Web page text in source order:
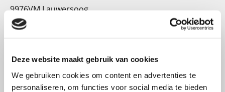
Deze website maakt gebruik van cookies
We gebruiken cookies om content en advertenties te
personaliseren, om functies voor social media te bieden
9976VM Lauwersoog
Telefoon
+31519349139
info@scheepspark-lauwersoog.nl